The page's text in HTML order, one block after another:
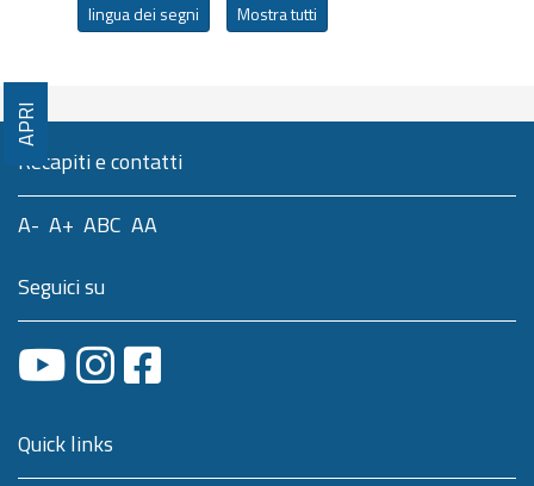
lingua dei segni
Mostra tutti
APRI
Recapiti e contatti
A- A+ ABC AA
Seguici su
Quick links